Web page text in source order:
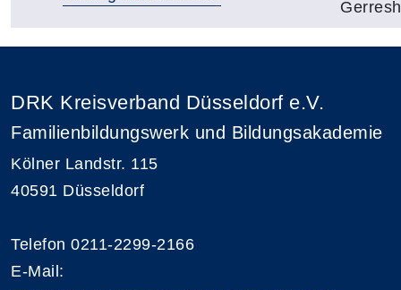
DRK Kreisverband Düsseldorf e.V.
Familienbildungswerk und Bildungsakademie
Kölner Landstr. 115
40591 Düsseldorf
Telefon 0211-2299-2166
E-Mail: